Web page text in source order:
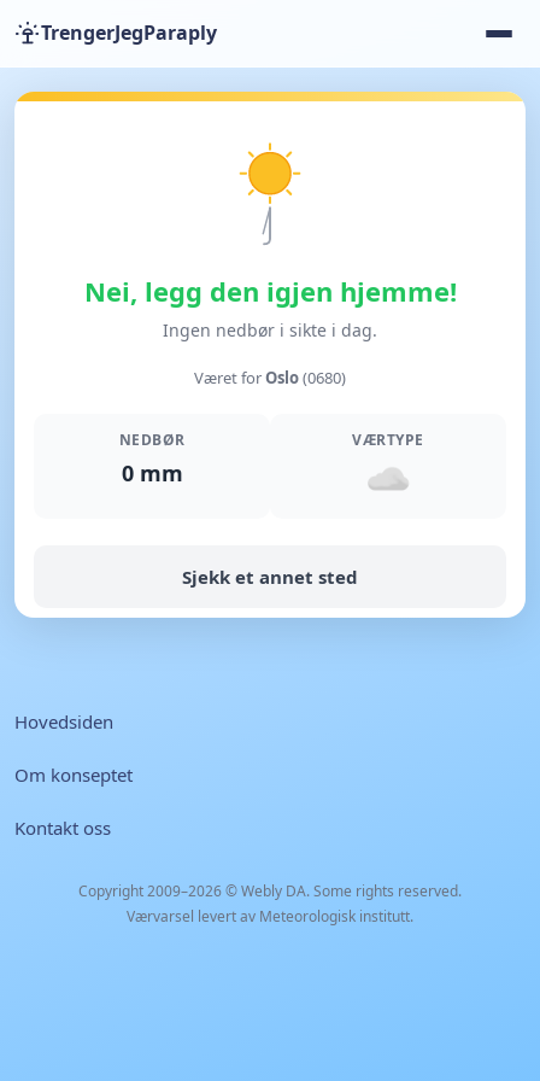
TrengerJegParaply
Nei, legg den igjen hjemme!
Ingen nedbør i sikte i dag.
Været forOslo(0680)
NEDBØR
0 mm
VÆRTYPE
Sjekk et annet sted
Hovedsiden
Om konseptet
Kontakt oss
Copyright 2009–2026 ©Webly DA. Some rights reserved.
Værvarsel levert av Meteorologisk institutt.